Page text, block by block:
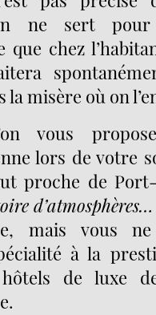
ne sert
que chez
misère où on
vous
lors de votre
proche de
d’atmosphères…
mais vous
à la
de luxe